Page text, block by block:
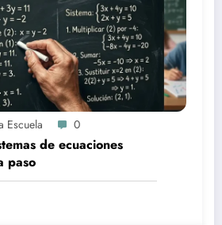
Escuela 0
de ecuaciones
paso